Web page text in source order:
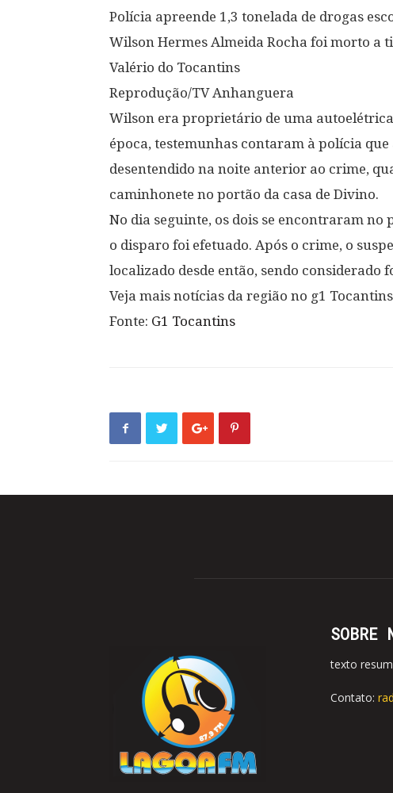
Polícia apreende 1,3 tonelada de drogas
Wilson Hermes Almeida Rocha foi morto a
Valério do Tocantins
Reprodução/TV Anhanguera
Wilson era proprietário de uma
época, testemunhas contaram à polícia
desentendido na noite anterior ao crime,
caminhonete no portão da casa de Divino.
No dia seguinte, os dois se encontraram no
o disparo foi efetuado. Após o crime, o
localizado desde então, sendo considerado
Veja mais notícias da região no g1
Fonte: G1 Tocantins
SOBRE
texto
Contato: